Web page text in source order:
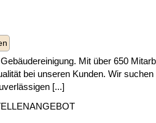
Mit über 650
bei unseren Kunden. Wir
[...]